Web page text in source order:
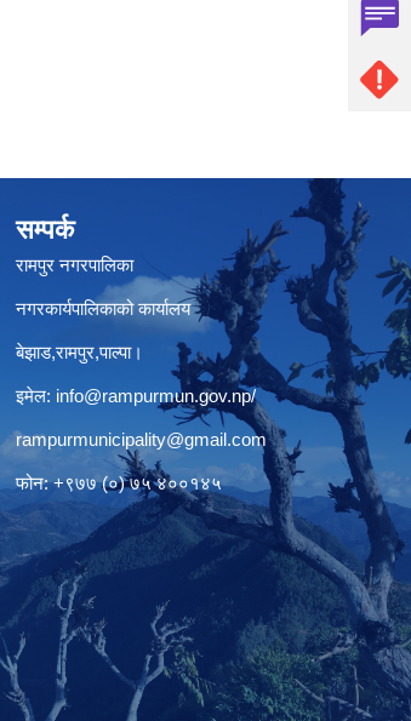
सम्पर्क
रामपुर नगरपालिका
नगरकार्यपालिकाको कार्यालय
बेझाड,रामपुर,पाल्पा।
इमेल: info@rampurmun.gov.np/
rampurmunicipality@gmail.com
फोन: +९७७ (०) ७५ ४००१४५